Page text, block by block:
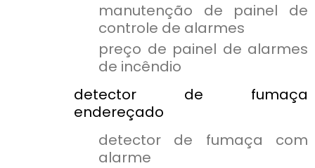
manutenção de painel de
controle de alarmes
preço de painel de alarmes
de incêndio
detector de fumaça
endereçado
detector de fumaça com
alarme